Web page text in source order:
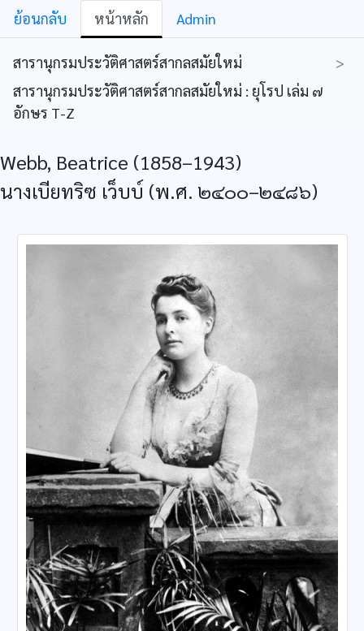
ย้อนกลับ หน้าหลัก Admin
สารานุกรมประวัติศาสตร์สากลสมัยใหม่
>
สารานุกรมประวัติศาสตร์สากลสมัยใหม่ : ยุโรป เล่ม ๗
อักษร T-Z
Webb, Beatrice (1858–1943)
นางเบียทริซ เว็บบ์ (พ.ศ. ๒๔๐๐–๒๔๘๖)